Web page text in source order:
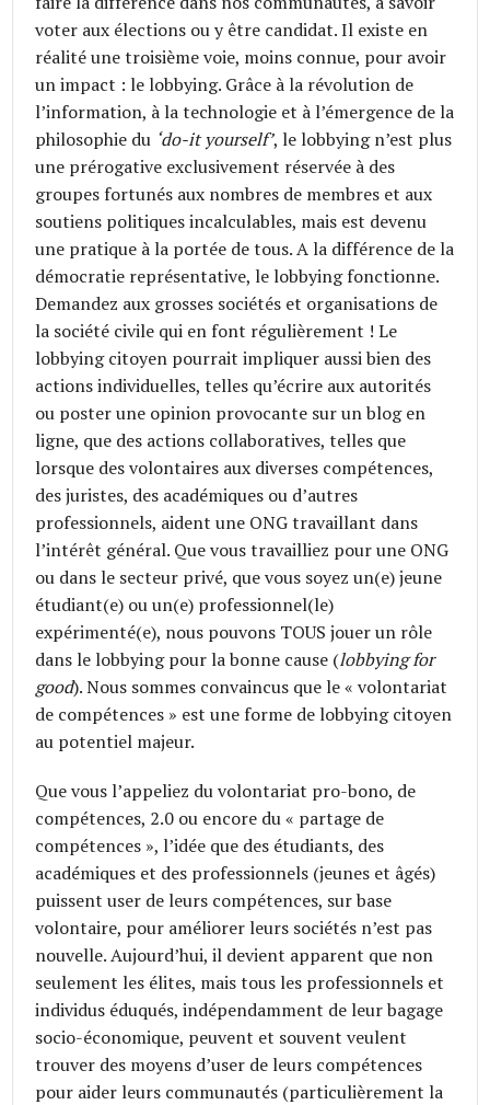
voter aux élections ou y être candidat. Il existe en
réalité une troisième voie, moins connue, pour avoir
un impact : le lobbying. Grâce à la révolution de
l’information, à la technologie et à l’émergence de la
philosophie du ‘do-it yourself’, le lobbying n’est plus
une prérogative exclusivement réservée à des
groupes fortunés aux nombres de membres et aux
soutiens politiques incalculables, mais est devenu
une pratique à la portée de tous. A la différence de la
démocratie représentative, le lobbying fonctionne.
Demandez aux grosses sociétés et organisations de
la société civile qui en font régulièrement ! Le
lobbying citoyen pourrait impliquer aussi bien des
actions individuelles, telles qu’écrire aux autorités
ou poster une opinion provocante sur un blog en
ligne, que des actions collaboratives, telles que
lorsque des volontaires aux diverses compétences,
des juristes, des académiques ou d’autres
professionnels, aident une ONG travaillant dans
l’intérêt général. Que vous travailliez pour une ONG
ou dans le secteur privé, que vous soyez un(e) jeune
étudiant(e) ou un(e) professionnel(le)
expérimenté(e), nous pouvons TOUS jouer un rôle
dans le lobbying pour la bonne cause (lobbying for
good). Nous sommes convaincus que le « volontariat
de compétences » est une forme de lobbying citoyen
au potentiel majeur.
Que vous l’appeliez du volontariat pro-bono, de
compétences, 2.0 ou encore du « partage de
compétences », l’idée que des étudiants, des
académiques et des professionnels (jeunes et âgés)
puissent user de leurs compétences, sur base
volontaire, pour améliorer leurs sociétés n’est pas
nouvelle. Aujourd’hui, il devient apparent que non
seulement les élites, mais tous les professionnels et
individus éduqués, indépendamment de leur bagage
socio-économique, peuvent et souvent veulent
trouver des moyens d’user de leurs compétences
pour aider leurs communautés (particulièrement la